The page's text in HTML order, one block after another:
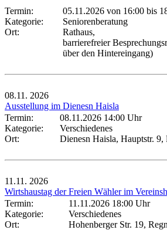
Termin: 05.11.2026 von 16:00 bis
Kategorie:
Seniorenberatung
Ort:
Rathaus,
barrierefreier
über den Hintereingang)
08.11. 2026
Ausstellung im Dienesn Haisla
Termin:
08.11.2026 14:00 Uhr
Kategorie:
Verschiedenes
Ort:
Dienesn Haisla, Hauptstr. 9,
11.11. 2026
Wirtshaustag der Freien Wähler im
Termin:
11.11.2026 18:00 Uhr
Kategorie:
Verschiedenes
Ort:
Hohenberger Str. 19,